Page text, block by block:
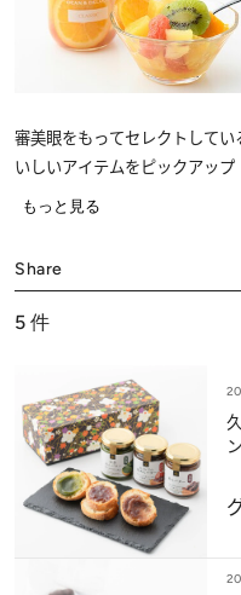
審美眼をもってセレクトして
いしいアイテムをピックアップ
もっと見る
Share
5 件